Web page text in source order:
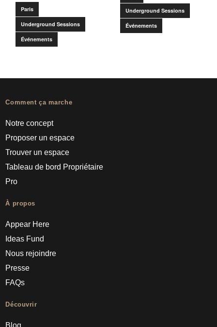
Paris
Underground Sessions
Événements
Underground Sessions
Événements
Comment ça marche
Notre concept
Proposer un espace
Trouver un espace
Tableau de bord Propriétaire
Pro
À propos
Appear Here
Ideas Fund
Nous rejoindre
Presse
FAQs
Découvrir
Blog